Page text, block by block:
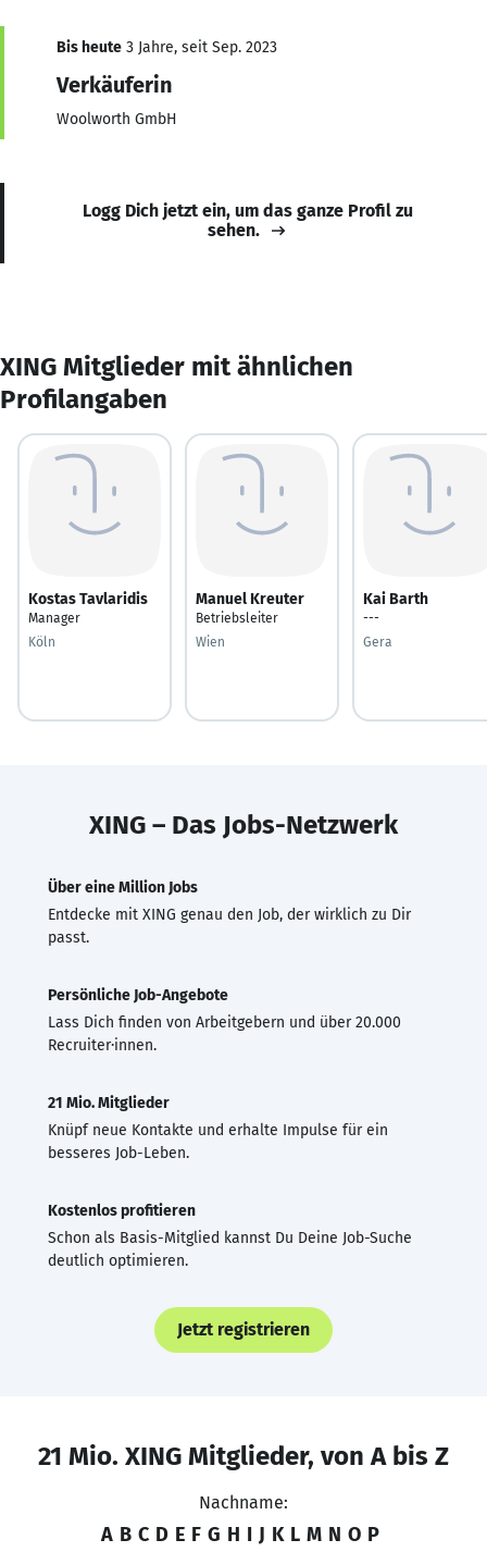
Bis heute 3 Jahre, seit Sep. 2023
Verkäuferin
Woolworth GmbH
Logg Dich jetzt ein, um das ganze Profil zu
sehen.
XING Mitglieder mit ähnlichen
Profilangaben
Kostas Tavlaridis
Manager
Köln
Manuel Kreuter
Betriebsleiter
Wien
Kai Barth
---
Gera
XING – Das Jobs-Netzwerk
Über eine Million Jobs
Entdecke mit XING genau den Job, der wirklich zu Dir
passt.
Persönliche Job-Angebote
Lass Dich finden von Arbeitgebern und über 20.000
Recruiter·innen.
21 Mio. Mitglieder
Knüpf neue Kontakte und erhalte Impulse für ein
besseres Job-Leben.
Kostenlos profitieren
Schon als Basis-Mitglied kannst Du Deine Job-Suche
deutlich optimieren.
Jetzt registrieren
21 Mio. XING Mitglieder, von A bis Z
Nachname:
A B C D E F G H I J K L M N O P